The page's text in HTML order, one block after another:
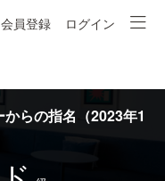
会員登録 ログイン
らの指名（2023年1